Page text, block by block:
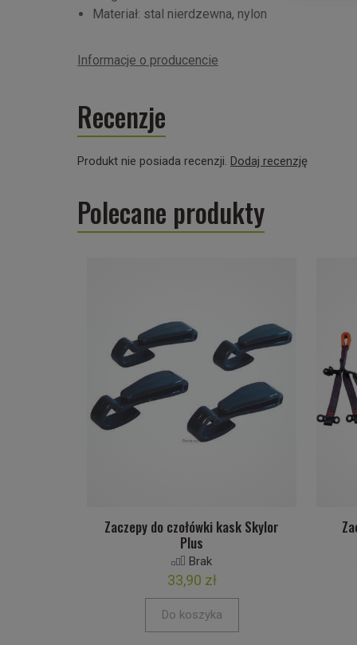
Materiał: stal nierdzewna, nylon
Informacje o producencie
Recenzje
Produkt nie posiada recenzji. Dodaj recenzję
Polecane produkty
Zaczepy do czołówki kask Skylor
Plus
Brak
33,90 zł
Do koszyka